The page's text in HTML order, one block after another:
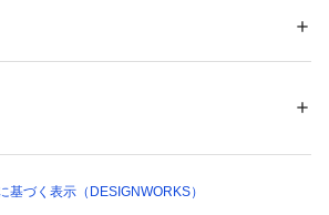
様です。
ステル
）
基づく表示（DESIGNWORKS）